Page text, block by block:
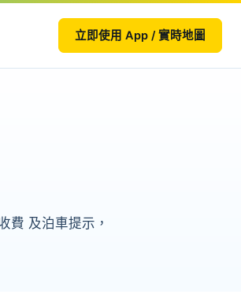
立即使用 App / 實時地圖
費 及泊車提示，